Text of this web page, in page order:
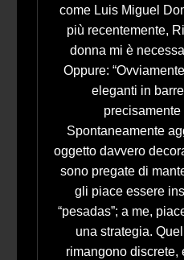
come Luis Miguel
più recentemente,
donna mi è
Oppure:
eleganti in
precisamente
Spontaneamente
oggetto davvero
sono pregate di
gli piace essere
“pesadas”; a me,
una strategia.
rimangono discrete,